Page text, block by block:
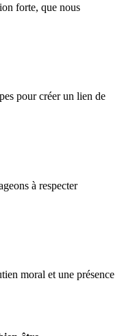
forte, que nous
pour créer un lien de
à respecter
moral et une présence